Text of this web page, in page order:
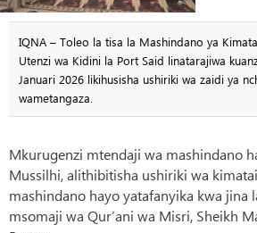
IQNA – Toleo la tisa la Mashindano ya
Utenzi wa Kidini la Port Said linatarajiwa
Januari 2026 likihusisha ushiriki wa zaidi ya
wametangaza.
Mkurugenzi mtendaji wa mashindano
Mussilhi, alithibitisha ushiriki wa
mashindano hayo yatafanyika kwa jina
msomaji wa Qur’ani wa Misri, Sheikh